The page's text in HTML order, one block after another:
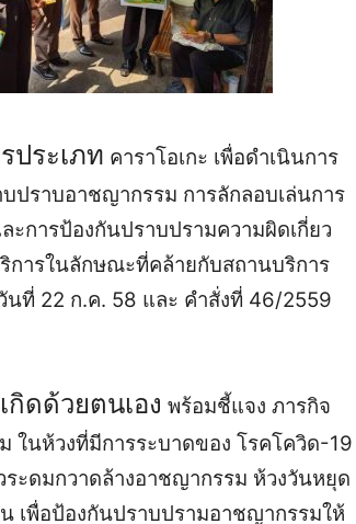
ประเภท คาราโอเกะ เพื่อดำเนินการ
ปราบอาชญากรรม การลักลอบเล่นการ
การป้องกันปราบปรามความผิดเกี่ยว
การในลักษณะที่คล้ายกับสถานบริการ
ที่ 22 ก.ค. 58 และ คำสั่งที่ 46/2559
ดด้วยตนเอง พร้อมชี้แจง ภารกิจ
นห้วงที่มีการระบาดของ โรคโควิด-19
ะดมกวาดล้างอาชญากรรม ห้วงวันหยุด
เพื่อป้องกันปราบปรามอาชญากรรมให้